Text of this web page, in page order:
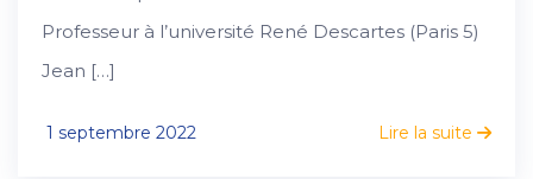
Professeur à l’université René Descartes (Paris 5)
Jean […]
1 septembre 2022 Lire la suite